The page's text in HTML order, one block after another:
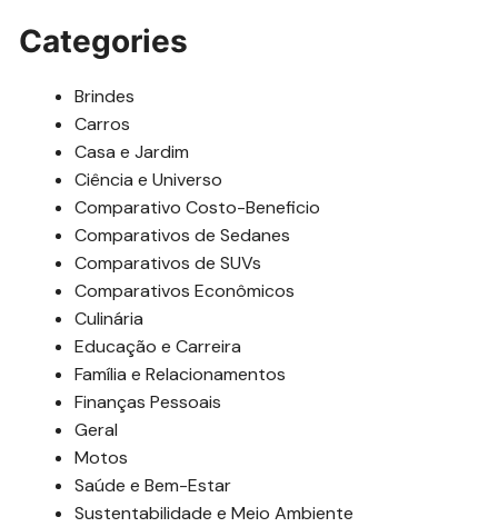
Categories
Brindes
Carros
Casa e Jardim
Ciência e Universo
Comparativo Costo-Beneficio
Comparativos de Sedanes
Comparativos de SUVs
Comparativos Econômicos
Culinária
Educação e Carreira
Família e Relacionamentos
Finanças Pessoais
Geral
Motos
Saúde e Bem-Estar
Sustentabilidade e Meio Ambiente